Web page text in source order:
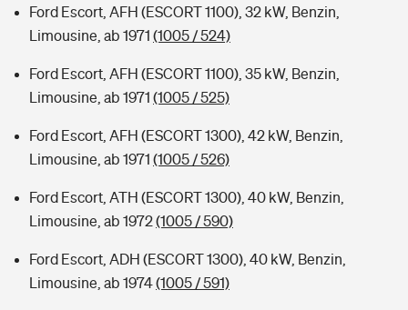
Ford Escort, AFH (ESCORT 1100), 32 kW, Benzin,
Limousine, ab 1971 (1005 / 524)
Ford Escort, AFH (ESCORT 1100), 35 kW, Benzin,
Limousine, ab 1971 (1005 / 525)
Ford Escort, AFH (ESCORT 1300), 42 kW, Benzin,
Limousine, ab 1971 (1005 / 526)
Ford Escort, ATH (ESCORT 1300), 40 kW, Benzin,
Limousine, ab 1972(1005 / 590)
Ford Escort, ADH (ESCORT 1300), 40 kW, Benzin,
Limousine, ab 1974(1005 / 591)